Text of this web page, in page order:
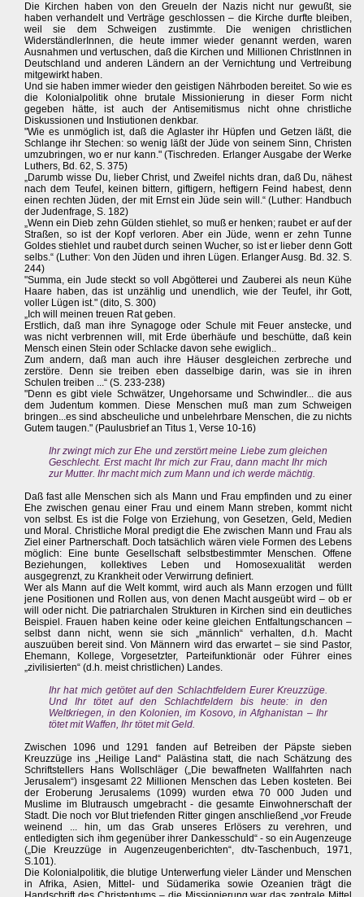
Die Kirchen haben von den Greueln der Nazis nicht nur gewußt, sie
haben verhandelt und Verträge geschlossen – die Kirche durfte bleiben,
weil sie dem Schweigen zustimmte. Die wenigen christlichen
WiderständlerInnen, die heute immer wieder genannt werden, waren
Ausnahmen und vertuschen, daß die Kirchen und Millionen ChristInnen in
Deutschland und anderen Ländern an der Vernichtung und Vertreibung
mitgewirkt haben.
Und sie haben immer wieder den geistigen Nährboden bereitet. So wie es
die Kolonialpolitik ohne brutale Missionierung in dieser Form nicht
gegeben hätte, ist auch der Antisemitismus nicht ohne christliche
Diskussionen und Instiutionen denkbar.
"Wie es unmöglich ist, daß die Aglaster ihr Hüpfen und Getzen läßt, die
Schlange ihr Stechen: so wenig läßt der Jüde von seinem Sinn, Christen
umzubringen, wo er nur kann." (Tischreden. Erlanger Ausgabe der Werke
Luthers, Bd. 62, S. 375)
„Darumb wisse Du, lieber Christ, und Zweifel nichts dran, daß Du, nähest
nach dem Teufel, keinen bittern, giftigern, heftigern Feind habest, denn
einen rechten Jüden, der mit Ernst ein Jüde sein will.“ (Luther: Handbuch
der Judenfrage, S. 182)
„Wenn ein Dieb zehn Gülden stiehlet, so muß er henken; raubet er auf der
Straßen, so ist der Kopf verloren. Aber ein Jüde, wenn er zehn Tunne
Goldes stiehlet und raubet durch seinen Wucher, so ist er lieber denn Gott
selbs.“ (Luther: Von den Jüden und ihren Lügen. Erlanger Ausg. Bd. 32. S.
244)
"Summa, ein Jude steckt so voll Abgötterei und Zauberei als neun Kühe
Haare haben, das ist unzählig und unendlich, wie der Teufel, ihr Gott,
voller Lügen ist." (dito, S. 300)
„Ich will meinen treuen Rat geben.
Erstlich, daß man ihre Synagoge oder Schule mit Feuer anstecke, und
was nicht verbrennen will, mit Erde überhäufe und beschütte, daß kein
Mensch einen Stein oder Schlacke davon sehe ewiglich..
Zum andern, daß man auch ihre Häuser desgleichen zerbreche und
zerstöre. Denn sie treiben eben dasselbige darin, was sie in ihren
Schulen treiben ...“ (S. 233-238)
"Denn es gibt viele Schwätzer, Ungehorsame und Schwindler... die aus
dem Judentum kommen. Diese Menschen muß man zum Schweigen
bringen...es sind abscheuliche und unbelehrbare Menschen, die zu nichts
Gutem taugen." (Paulusbrief an Titus 1, Verse 10-16)
Ihr zwingt mich zur Ehe und zerstört meine Liebe zum gleichen
Geschlecht. Erst macht Ihr mich zur Frau, dann macht Ihr mich
zur Mutter. Ihr macht mich zum Mann und ich werde mächtig.
Daß fast alle Menschen sich als Mann und Frau empfinden und zu einer
Ehe zwischen genau einer Frau und einem Mann streben, kommt nicht
von selbst. Es ist die Folge von Erziehung, von Gesetzen, Geld, Medien
und Moral. Christliche Moral predigt die Ehe zwischen Mann und Frau als
Ziel einer Partnerschaft. Doch tatsächlich wären viele Formen des Lebens
möglich: Eine bunte Gesellschaft selbstbestimmter Menschen. Offene
Beziehungen, kollektives Leben und Homosexualität werden
ausgegrenzt, zu Krankheit oder Verwirrung definiert.
Wer als Mann auf die Welt kommt, wird auch als Mann erzogen und füllt
jene Positionen und Rollen aus, von denen Macht ausgeübt wird – ob er
will oder nicht. Die patriarchalen Strukturen in Kirchen sind ein deutliches
Beispiel. Frauen haben keine oder keine gleichen Entfaltungschancen –
selbst dann nicht, wenn sie sich „männlich“ verhalten, d.h. Macht
auszuüben bereit sind. Von Männern wird das erwartet – sie sind Pastor,
Ehemann, Kollege, Vorgesetzter, Parteifunktionär oder Führer eines
„zivilisierten“ (d.h. meist christlichen) Landes.
Ihr hat mich getötet auf den Schlachtfeldern Eurer Kreuzzüge.
Und Ihr tötet auf den Schlachtfeldern bis heute: in den
Weltkriegen, in den Kolonien, im Kosovo, in Afghanistan – Ihr
tötet mit Waffen, Ihr tötet mit Geld.
Zwischen 1096 und 1291 fanden auf Betreiben der Päpste sieben
Kreuzzüge ins „Heilige Land“ Palästina statt, die nach Schätzung des
Schriftstellers Hans Wollschläger („Die bewaffneten Wallfahrten nach
Jerusalem“) insgesamt 22 Millionen Menschen das Leben kosteten. Bei
der Eroberung Jerusalems (1099) wurden etwa 70 000 Juden und
Muslime im Blutrausch umgebracht - die gesamte Einwohnerschaft der
Stadt. Die noch vor Blut triefenden Ritter gingen anschließend „vor Freude
weinend ... hin, um das Grab unseres Erlösers zu verehren, und
entledigten sich ihm gegenüber ihrer Dankesschuld“ - so ein Augenzeuge
(„Die Kreuzzüge in Augenzeugenberichten“, dtv-Taschenbuch, 1971,
S.101).
Die Kolonialpolitik, die blutige Unterwerfung vieler Länder und Menschen
in Afrika, Asien, Mittel- und Südamerika sowie Ozeanien trägt die